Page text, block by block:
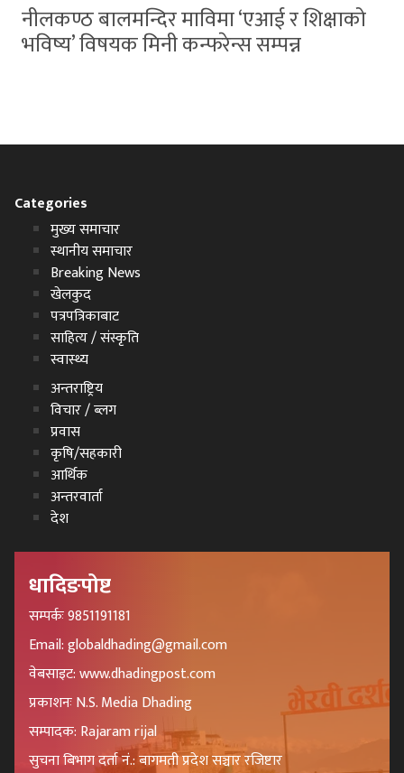
नीलकण्ठ बालमन्दिर माविमा ‘एआई र शिक्षाको
भविष्य’ विषयक मिनी कन्फरेन्स सम्पन्न
Categories
मुख्य समाचार
स्थानीय समाचार
Breaking News
खेलकुद
पत्रपत्रिकाबाट
साहित्य / संस्कृति
स्वास्थ्य
अन्तराष्ट्रिय
विचार / ब्लग
प्रवास
कृषि/सहकारी
आर्थिक
अन्तरवार्ता
देश
धादिङपोष्ट
सम्पर्कः 9851191181
Email: globaldhading@gmail.com
वेबसाइट: www.dhadingpost.com
प्रकाशनः N.S. Media Dhading
सम्पादक: Rajaram rijal
सुचना बिभाग दर्ता नं.: बागमती प्रदेश सञ्चार रजिष्टार